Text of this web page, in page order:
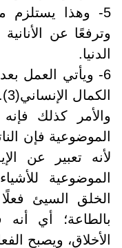
5- وهذا يستلزم
وترفعًا عن
الدنيا.
6- ويأتي العمل
الكمال الإنساني(3).
والأمر كذلك
الموضوعية فإن
لأنه تعبير عن
الموضوعية
الخلق السيئ
بالطاعة؛ أي
الأخلاق، ويصبح